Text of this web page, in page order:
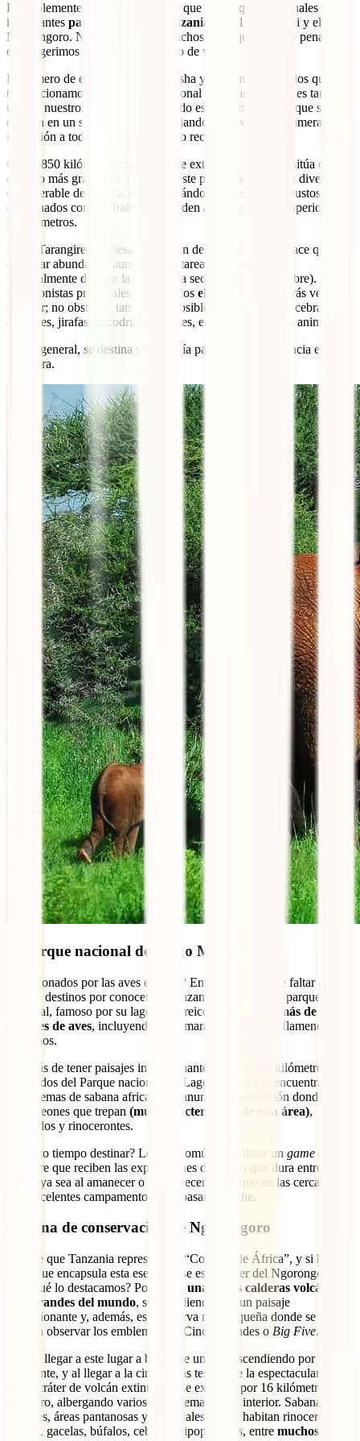
Probablemente ya estés al tanto de que los parques nacionales más
importantes para conocer en Tanzania
son el Serengueti y el
Ngorongoro. No obstante, hay muchos otros que valen la pena y
que sugerimos añadir a tu itinerario de viaje.
El primero de ellos, cercano a Arusha y en camino hacia los que ya
te mencionamos, es el Parque nacional de Tarangire, que es también
uno de nuestros favoritos. A menudo es el primer parque que se
explora en un safari por el país, dejando una excelente primera
impresión a todos los turistas que lo recorren.
Con 2.850 kilómetros cuadrados de extensión, lo que lo sitúa como
el sexto más grande de Tanzania, este parque alberga una diversidad
considerable de vegetación; destacándose los espesos arbustos
combinados con
baobabs
que pueden alcanzar alturas superiores a
los 30 metros.
El río Tarangire atraviesa el corazón del parque, lo que hace que
observar abundante fauna sea una tarea bastante sencilla,
especialmente durante la temporada seca (de junio a octubre). Los
protagonistas principales aquí son los elefantes
, que podrás ver por
doquier; no obstante, también es posible encontrarse con cebras,
antílopes, jirafas, cocodrilos y leones, entre muchos otros animales.
Por lo general, se destina solo un día para luego seguir hacia el lago
Manyara.
3. Parque nacional del Lago Manyara
¿Apasionados por las aves en casa? Entonces no puede faltar en tu
lista de destinos por conocer en Tanzania este hermoso parque
nacional, famoso por su lago endorreico habitado por
más de 400
especies de aves, incluyendo a los marabús africanos, flamencos y
pelícanos.
Además de tener paisajes impresionantes, en los 329 kilómetros
cuadrados del Parque nacional del Lago Manyara se encuentran
ecosistemas de sabana africana y llanuras de inundación donde
viven leones que trepan (muy característicos de esta área),
leopardos y rinocerontes.
¿Cuánto tiempo destinar? Lo más común es realizar un game drive
(nombre que reciben las expediciones de safari) que dura entre 3 o 4
horas, ya sea al amanecer o al atardecer, dado que en las cercanías
hay excelentes campamentos para pasar la noche.
4. Zona de conservación de Ngorongoro
Se dice que Tanzania representa el “Corazón de África”, y si hay un
lugar que encapsula esta esencia, ese es el cráter del Ngorongoro.
¿Por qué lo destacamos? Porque es una de las calderas volcánicas
más grandes del mundo, sorprendiendo con un paisaje
impresionante y, además, es la reserva más pequeña donde se
pueden observar los emblemáticos Cinco Grandes o Big Five.
Podrás llegar a este lugar a bordo de un 4×4 ascendiendo por una
pendiente, y al llegar a la cima, serás testigo de la espectacular vista
de un cráter de volcán extinto que se extiende por 16 kilómetros de
diámetro, albergando varios ecosistemas en su interior. Sabana,
bosques, áreas pantanosas y humedales donde habitan rinocerontes
negros, gacelas, búfalos, cebras e hipopótamos, entre muchos otros